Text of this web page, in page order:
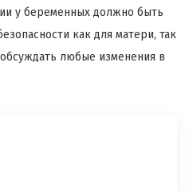
у беременных должно быть
как для матери, так
любые изменения в